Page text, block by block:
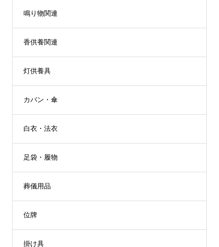
鳴り物関連
香供養関連
灯供養具
カバン・傘
白衣・法衣
足袋・履物
葬儀用品
位牌
掛け具